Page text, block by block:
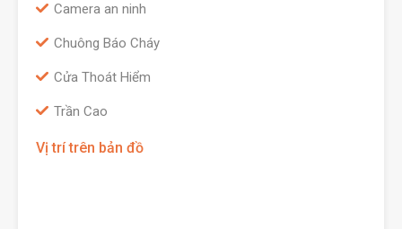
Camera an ninh
Chuông Báo Cháy
Cửa Thoát Hiểm
Trần Cao
Vị trí trên bản đồ